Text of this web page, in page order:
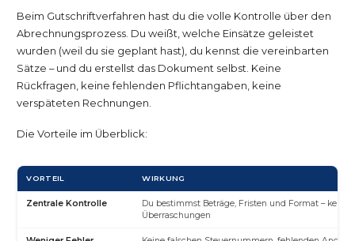
Beim Gutschriftverfahren hast du die volle Kontrolle über den
Abrechnungsprozess. Du weißt, welche Einsätze geleistet
wurden (weil du sie geplant hast), du kennst die vereinbarten
Sätze – und du erstellst das Dokument selbst. Keine
Rückfragen, keine fehlenden Pflichtangaben, keine
verspäteten Rechnungen.
Die Vorteile im Überblick:
VORTEIL WIRKUNG
Zentrale Kontrolle
Du bestimmst Beträge, Fristen und Format – keine
Überraschungen